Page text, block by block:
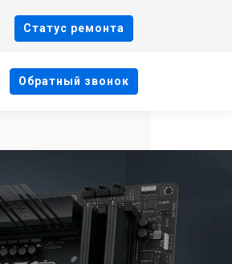
Cтатус ремонта
Oбратный звонок